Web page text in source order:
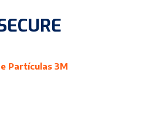
Partículas 3M